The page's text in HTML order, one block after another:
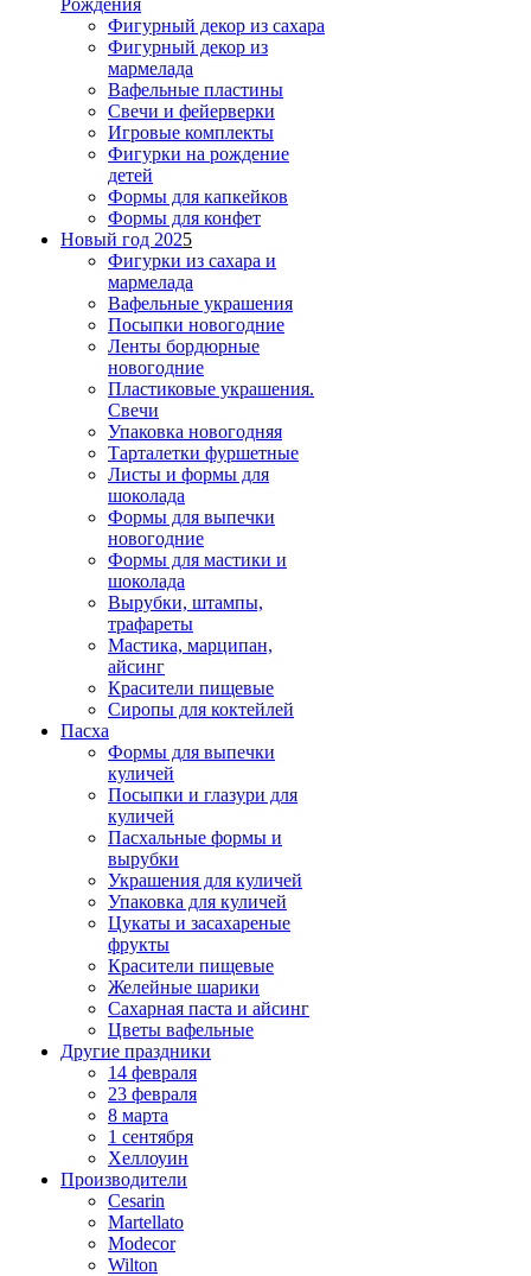
Фигурный декор из сахара
Фигурный декор из
мармелада
Вафельные пластины
Свечи и фейерверки
Игровые комплекты
Фигурки на рождение
детей
Формы для капкейков
Формы для конфет
Новый год 2025
Фигурки из сахара и
мармелада
Вафельные украшения
Посыпки новогодние
Ленты бордюрные
новогодние
Пластиковые украшения.
Свечи
Упаковка новогодняя
Тарталетки фуршетные
Листы и формы для
шоколада
Формы для выпечки
новогодние
Формы для мастики и
шоколада
Вырубки, штампы,
трафареты
Мастика, марципан,
айсинг
Красители пищевые
Сиропы для коктейлей
Пасха
Формы для выпечки
куличей
Посыпки и глазури для
куличей
Пасхальные формы и
вырубки
Украшения для куличей
Упаковка для куличей
Цукаты и засахареные
фрукты
Красители пищевые
Желейные шарики
Сахарная паста и айсинг
Цветы вафельные
Другие праздники
14 февраля
23 февраля
8 марта
1 сентября
Хеллоуин
Производители
Cesarin
Martellato
Modecor
Wilton